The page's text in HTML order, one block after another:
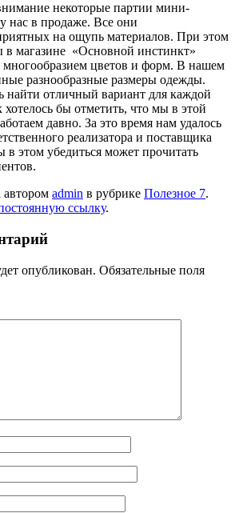
некоторые партии мини-
нас в продаже. Все они
на ощупь материалов. При этом
в магазине «Основной инстинкт»
цветов и форм. В нашем
разнообразные размеры одежды.
отличный вариант для каждой
бы отметить, что мы в этой
давно. За это время нам удалось
реализатора и поставщика
в этом убедиться может прочитать
автором admin в рубрике Полезное 7.
ссылку.
опубликован. Обязательные поля